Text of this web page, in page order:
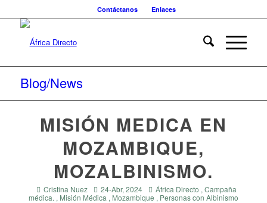
Contáctanos Enlaces
Blog/News
MISIÓN MEDICA EN
MOZAMBIQUE,
MOZALBINISMO.
Cristina Nuez 24-Abr, 2024
África Directo , Campaña
médica. , Misión Médica , Mozambique , Personas con Albinismo